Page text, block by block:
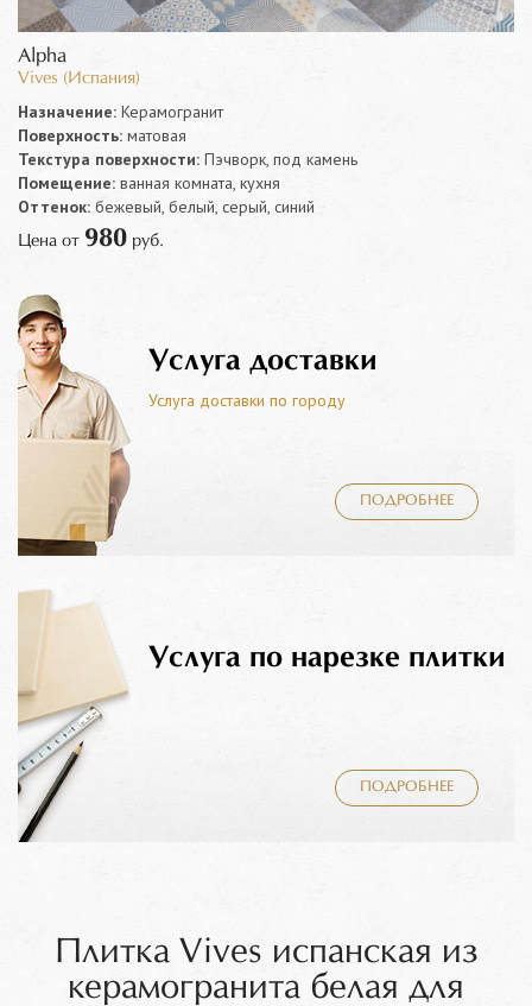
Alpha
Vives (Испания)
Назначение: Керамогранит
Поверхность: матовая
Текстура поверхности: Пэчворк, под камень
Помещение: ванная комната, кухня
Оттенок: бежевый, белый, серый, синий
Цена от 980 руб.
Услуга доставки
Услуга доставки по городу
ПОДРОБНЕЕ
Услуга по нарезке плитки
ПОДРОБНЕЕ
Плитка Vives испанская из
керамогранита белая для